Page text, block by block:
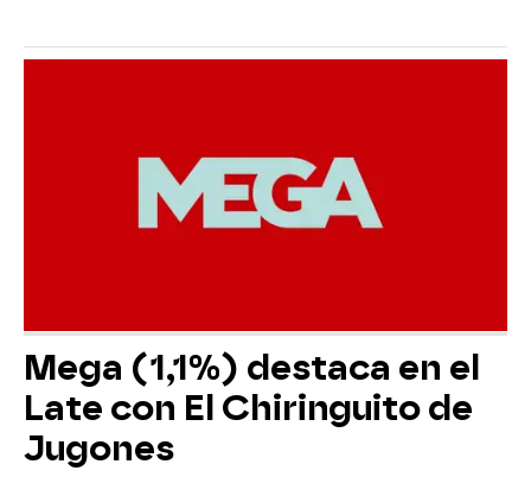
Mega (1,1%) destaca en el
Late con El Chiringuito de
Jugones